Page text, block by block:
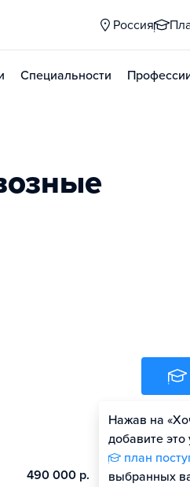
Россия
Специальности
490 000 р.
Нажав на
добавите
план
выбранных